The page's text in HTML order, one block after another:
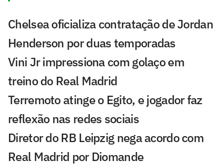
Chelsea oficializa contratação de Jordan
Henderson por duas temporadas
Vini Jr impressiona com golaço em
treino do Real Madrid
Terremoto atinge o Egito, e jogador faz
reflexão nas redes sociais
Diretor do RB Leipzig nega acordo com
Real Madrid por Diomande